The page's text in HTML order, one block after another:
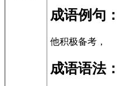
成语例句：
他积极备考，
成语语法：